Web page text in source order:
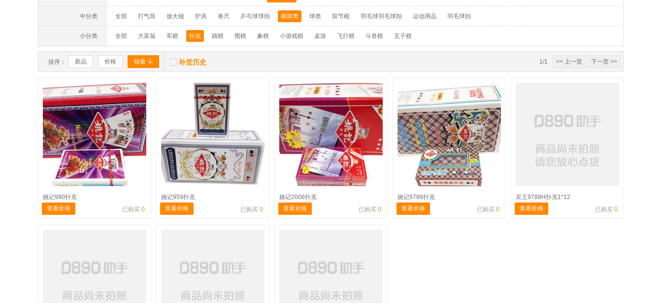
中分类 全部 打气筒 放大镜 护具 卷尺 乒乓球球拍 棋牌类 球类 双节棍 羽毛球羽毛球拍 运动用品 羽毛球拍
小分类 全部 大富翁 军棋 扑克 跳棋 围棋 象棋 小游戏棋 桌游 飞行棋 斗兽棋 五子棋
排序： 新品 价格 销量   补货历史 1/1 << 上一页 下一页 >>
姚记990扑克
查看价格
已购买 0
姚记959扑克
查看价格
已购买 0
姚记2006扑克
查看价格
已购买 0
姚记9788扑克
查看价格
已购买 0
宾王9788H扑克1*12
查看价格
已购买 0